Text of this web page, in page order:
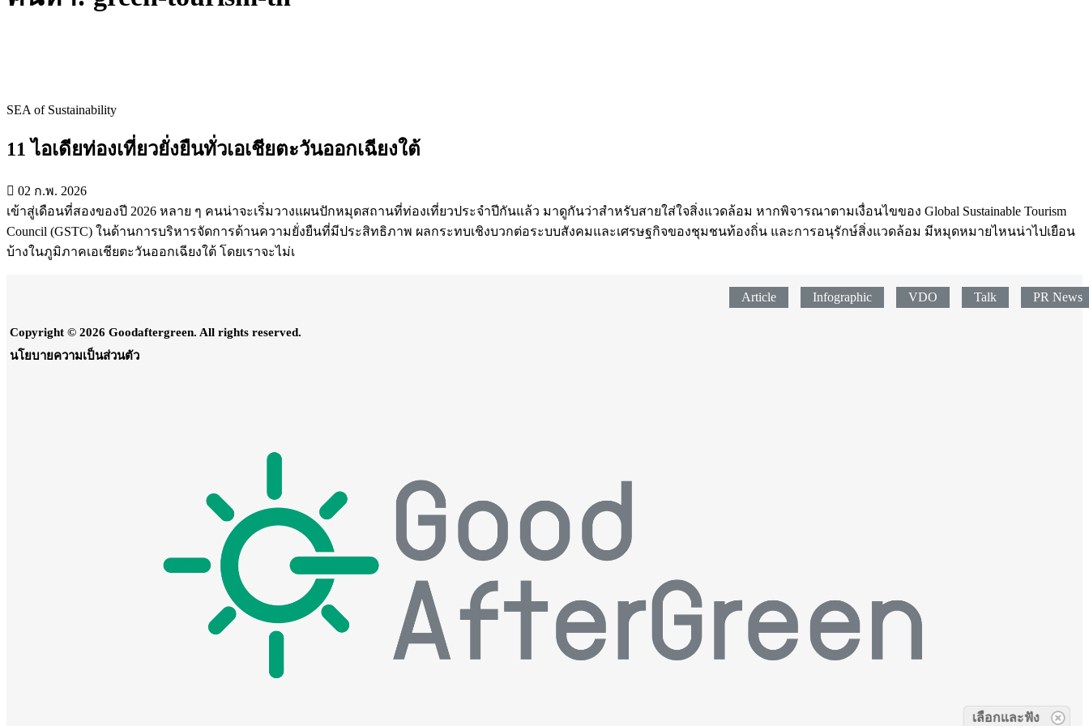
SEA of Sustainability
11 ไอเดียท่องเที่ยวยั่งยืนทั่วเอเชียตะวันออกเฉียงใต้
02 ก.พ. 2026
เข้าสู่เดือนที่สองของปี 2026 หลาย ๆ คนน่าจะเริ่มวางแผนปักหมุดสถานที่ท่องเที่ยวประจำปีกันแล้ว มาดูกันว่าสำหรับสายใส่ใจสิ่งแวดล้อม หากพิจารณาตามเงื่อนไขของ Global Sustainable Tourism
Council (GSTC) ในด้านการบริหารจัดการด้านความยั่งยืนที่มีประสิทธิภาพ ผลกระทบเชิงบวกต่อระบบสังคมและเศรษฐกิจของชุมชนท้องถิ่น และการอนุรักษ์สิ่งแวดล้อม มีหมุดหมายไหนน่าไปเยือน
บ้างในภูมิภาคเอเชียตะวันออกเฉียงใต้ โดยเราจะไม่เ
Article Infographic VDO Talk PR News
Copyright © 2026 Goodaftergreen. All rights reserved.
นโยบายความเป็นส่วนตัว
เลือกและฟัง